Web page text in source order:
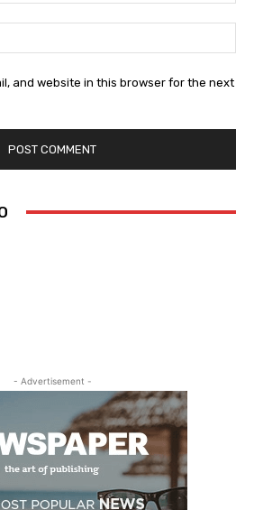
and website in this browser for the next
- Advertisement -